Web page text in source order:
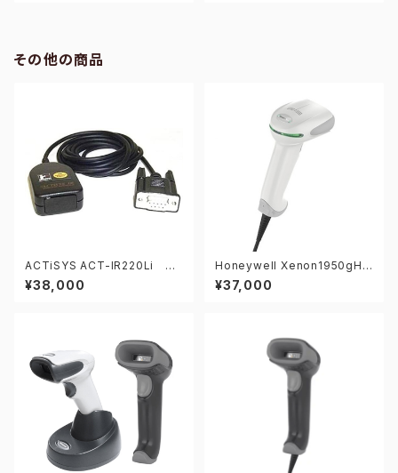
その他の商品
ACTiSYS ACT-IR220Li 赤
外線RS232アダプター
¥38,000
Honeywell Xenon1950gHD
-USB 2次元バーコードリーダ
ー
¥37,000